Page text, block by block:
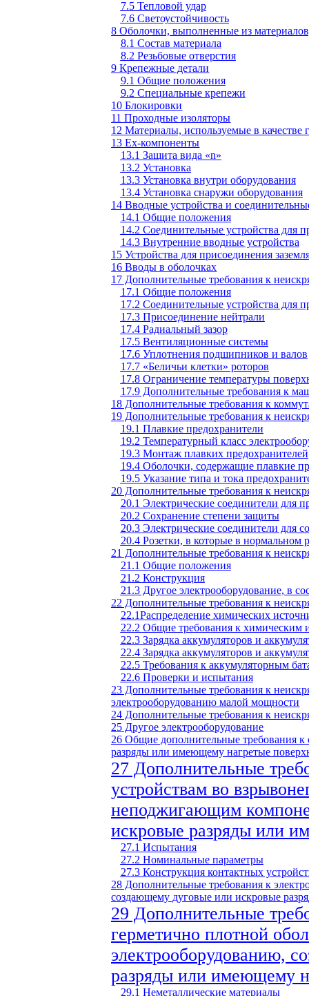
7.5 Тепловой удар
7.6 Светоустойчивость
8 Оболочки, выполненные из
8.1 Состав материала
8.2 Резьбовые отверстия
9 Крепежные детали
9.1 Общие положения
9.2 Специальные крепежи
10 Блокировки
11 Проходные изоляторы
12 Материалы, используемые в качестве
13 Ех-компоненты
13.1 Защита вида «n»
13.2 Установка
13.3 Установка внутри оборудования
13.4 Установка снаружи оборудования
14 Вводные устройства и
14.1 Общие положения
14.2 Соединительные устройства для
14.3 Внутренние вводные устройства
15 Устройства для присоединения
16 Вводы в оболочках
17 Дополнительные требования к
17.1 Общие положения
17.2 Соединительные устройства для
17.3 Присоединение нейтрали
17.4 Радиальный зазор
17.5 Вентиляционные системы
17.6 Уплотнения подшипников и валов
17.7 «Беличьи клетки» роторов
17.8 Ограничение температуры
17.9 Дополнительные требования к
18 Дополнительные требования к
19 Дополнительные требования к
19.1 Плавкие предохранители
19.2 Температурный класс
19.3 Монтаж плавких предохранителей
19.4 Оболочки, содержащие плавкие
19.5 Указание типа и тока
20 Дополнительные требования к
20.1 Электрические соединители для
20.2 Сохранение степени защиты
20.3 Электрические соединители для
20.4 Розетки, в которые в
21 Дополнительные требования к
21.1 Общие положения
21.2 Конструкция
21.3 Другое электрооборудование, в
22 Дополнительные требования к
22.1Распределение химических
22.2 Общие требования к химическим
22.3 Зарядка аккумуляторов и
22.4 Зарядка аккумуляторов и
22.5 Требования к аккумуляторным
22.6 Проверки и испытания
23 Дополнительные требования к
электрооборудованию малой мощности
24 Дополнительные требования к
25 Другое электрооборудование
26 Общие дополнительные требования
разряды или имеющему нагретые
27 Дополнительные
устройствам во
неподжигающим
искровые разряды или
27.1 Испытания
27.2 Номинальные параметры
27.3 Конструкция контактных
28 Дополнительные требования к
создающему дуговые или искровые
29 Дополнительные
герметично плотной
электрооборудованию,
разряды или имеющему
29.1 Неметаллические материалы